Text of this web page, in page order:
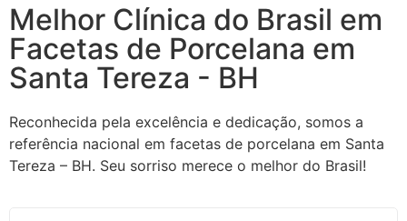
Melhor Clínica do Brasil em
Facetas de Porcelana em
Santa Tereza - BH
Reconhecida pela excelência e dedicação, somos a
referência nacional em facetas de porcelana em Santa
Tereza – BH. Seu sorriso merece o melhor do Brasil!